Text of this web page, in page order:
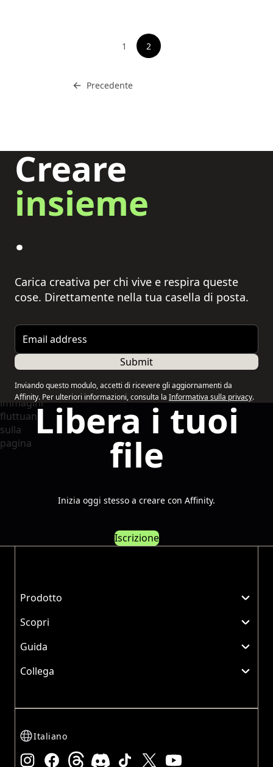
Vai a
← Precedente
Vedi pagina
1 2
Creare
insieme
.
Carica creativa per chi vive e respira queste
cose. Direttamente nella tua casella di posta.
Email address
Submit
Inviando questo modulo, accetti di ricevere gli aggiornamenti da
Affinity. Per ulteriori informazioni, consulta la Informativa sulla privacy.
Libera i tuoi
file
Inizia oggi stesso a creare con Affinity.
Iscrizione
Prodotto
Scopri
Guida
Collega
Italiano
Instagram Facebook Threads Discord TikTok